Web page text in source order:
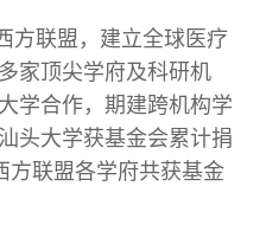
方联盟，建立全球医疗
家顶尖学府及科研机
学合作，期建跨机构学
头大学获基金会累计捐
方联盟各学府共获基金